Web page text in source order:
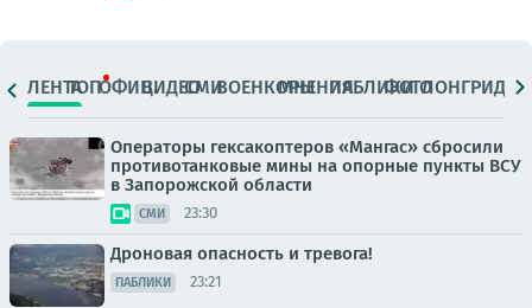
ЛЕНТАТОПОФИЦ.ВИДЕОСМИВОЕНКОРЫМНЕНИЯПАБЛИКИ
ФОТОЛОНГРИДЫ
Операторы гексакоптеров «Мангас» сбросили
противотанковые мины на опорные пункты ВСУ
в Запорожской области
СМИ 23:30
Дроновая опасность и тревога!
ПАБЛИКИ 23:21